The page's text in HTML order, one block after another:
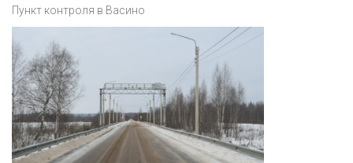
Пункт контроля в Васино